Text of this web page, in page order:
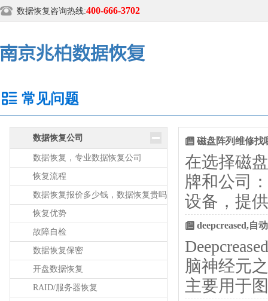
数据恢复咨询热线:400-666-3702
常见问题
数据恢复公司
数据恢复，专业数据恢复公司
恢复流程
数据恢复报价多少钱，数据恢复贵吗
恢复优势
故障自检
数据恢复保密
开盘数据恢复
RAID/服务器恢复
磁盘阵列维修找
在选择磁
牌和公司
设备，提
deepcreased,自
脑神经元
主要用于